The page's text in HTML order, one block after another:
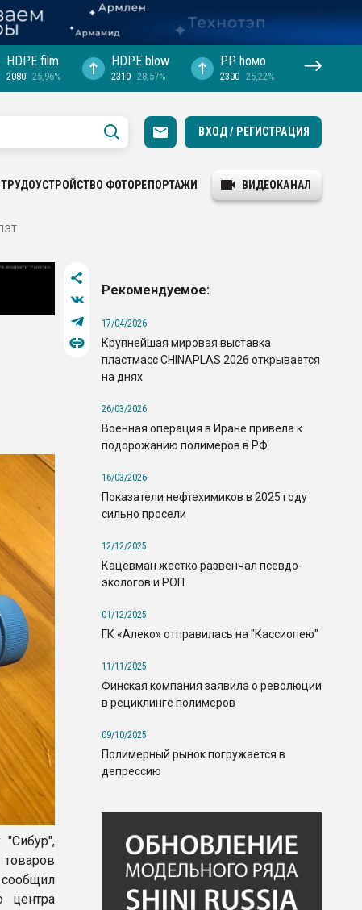
HDPE film
2080 25,96%
HDPE blow
2310 28,57%
PP hомо
2300 25,22%
ВХОД / РЕГИСТРАЦИЯ
ТРУДОУСТРОЙСТВО ФОТОРЕПОРТАЖИ ВИДЕОКАНАЛ
сообщил
центра
Рекомендуемое:
17/04/2026
Крупнейшая мировая выставка
пластмасс CHINAPLAS 2026 открывается
на днях
26/03/2026
Военная операция в Иране привела к
подорожанию полимеров в РФ
16/03/2026
Показатели нефтехимиков в 2025 году
сильно просели
12/12/2025
Кацевман жестко развенчал псевдо-
экологов и РОП
01/12/2025
ГК «Алеко» отправилась на "Кассиопею"
11/11/2025
Финская компания заявила о революции
в рециклинге полимеров
09/10/2025
Полимерный рынок погружается в
депрессию